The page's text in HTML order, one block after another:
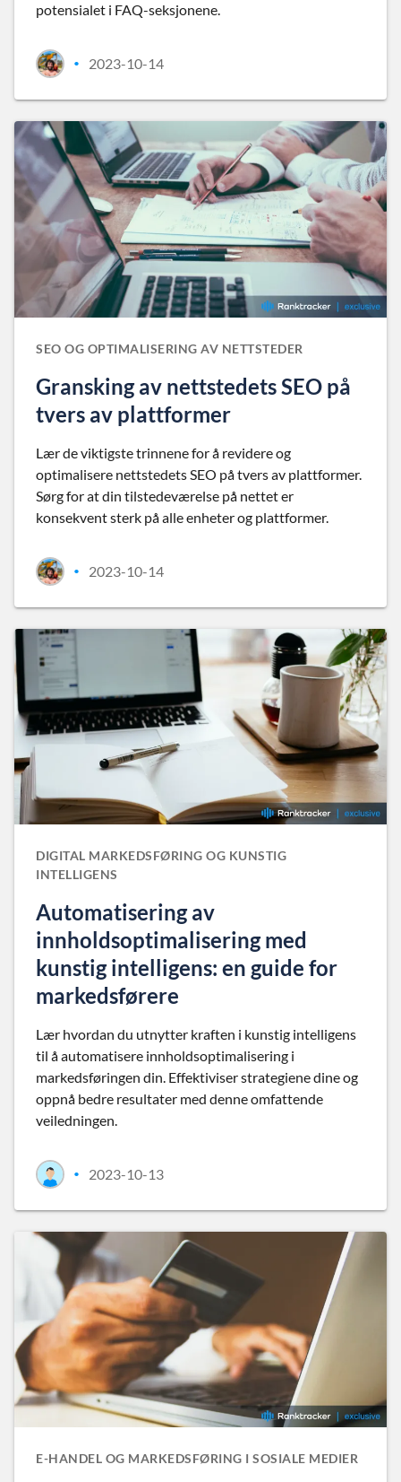
potensialet i FAQ-seksjonene.
• 2023-10-14
SEO OG OPTIMALISERING AV NETTSTEDER
Gransking av nettstedets SEO på
tvers av plattformer
Lær de viktigste trinnene for å revidere og
optimalisere nettstedets SEO på tvers av plattformer.
Sørg for at din tilstedeværelse på nettet er
konsekvent sterk på alle enheter og plattformer.
• 2023-10-14
DIGITAL MARKEDSFØRING OG KUNSTIG
INTELLIGENS
Automatisering av
innholdsoptimalisering med
kunstig intelligens: en guide for
markedsførere
Lær hvordan du utnytter kraften i kunstig intelligens
til å automatisere innholdsoptimalisering i
markedsføringen din. Effektiviser strategiene dine og
oppnå bedre resultater med denne omfattende
veiledningen.
• 2023-10-13
E-HANDEL OG MARKEDSFØRING I SOSIALE MEDIER